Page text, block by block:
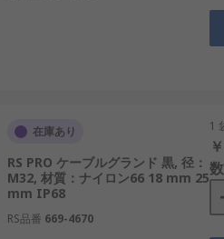
使用環境に応じた材質を選びま
色を選定します。
ることが重要です。
適した製品を選びます。
在庫あり
RS PRO ケーブルグランド 黒, 径：
M32, 材質：ナイロン66 18 mm 25
mm IP68
RS品番 669-4670
1